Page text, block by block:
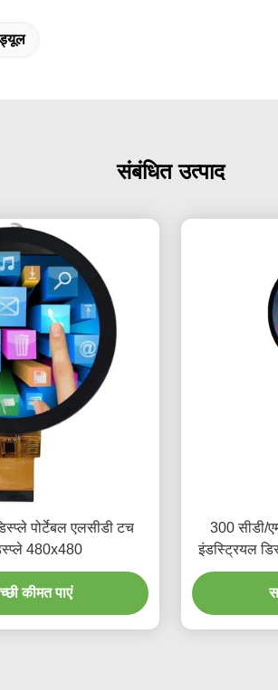
संबंधित उत्पाद
पोर्टेबल एलसीडी टच
480x480
कीमत पाएं
300 सीडी/
इंडस्ट्रियल